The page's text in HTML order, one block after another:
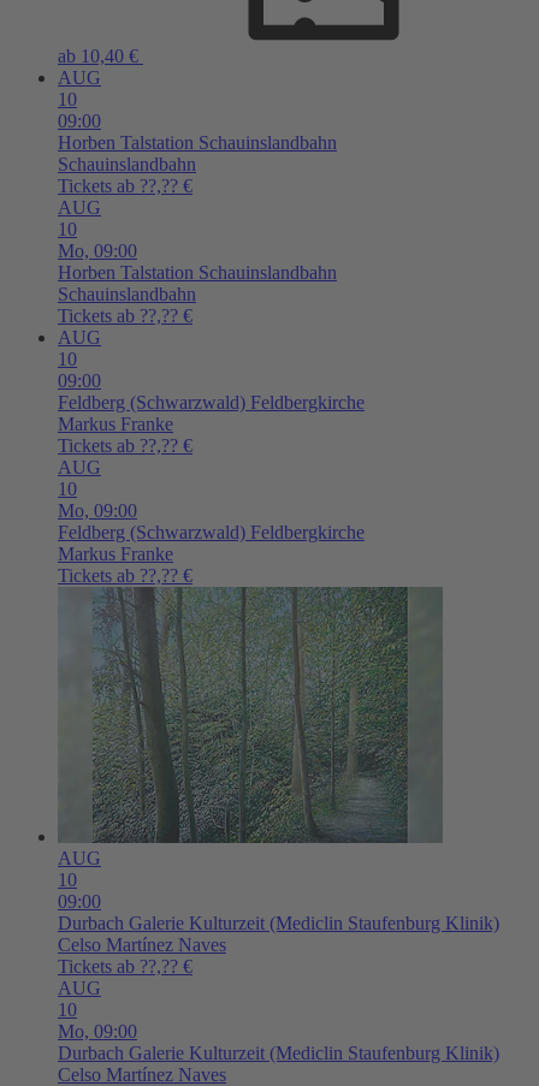
ab 10,40 €
AUG
10
09:00
Horben Talstation Schauinslandbahn
Schauinslandbahn
Tickets ab ??,?? €
AUG
10
Mo, 09:00
Horben Talstation Schauinslandbahn
Schauinslandbahn
Tickets ab ??,?? €
AUG
10
09:00
Feldberg (Schwarzwald) Feldbergkirche
Markus Franke
Tickets ab ??,?? €
AUG
10
Mo, 09:00
Feldberg (Schwarzwald) Feldbergkirche
Markus Franke
Tickets ab ??,?? €
AUG
10
09:00
Durbach Galerie Kulturzeit (Mediclin Staufenburg Klinik)
Celso Martínez Naves
Tickets ab ??,?? €
AUG
10
Mo, 09:00
Durbach Galerie Kulturzeit (Mediclin Staufenburg Klinik)
Celso Martínez Naves